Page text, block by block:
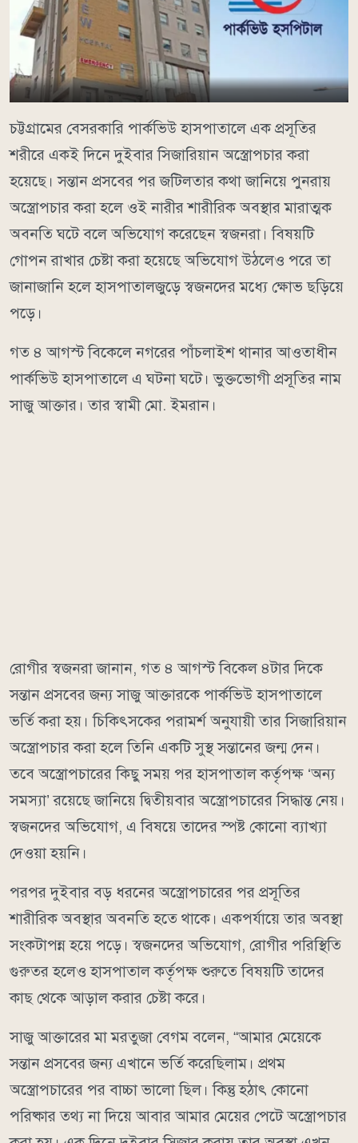
চট্টগ্রামের বেসরকারি পার্কভিউ হাসপাতালে এক প্রসূতির
শরীরে একই দিনে দুইবার সিজারিয়ান অস্ত্রোপচার করা
হয়েছে। সন্তান প্রসবের পর জটিলতার কথা জানিয়ে পুনরায়
অস্ত্রোপচার করা হলে ওই নারীর শারীরিক অবস্থার মারাত্মক
অবনতি ঘটে বলে অভিযোগ করেছেন স্বজনরা। বিষয়টি
গোপন রাখার চেষ্টা করা হয়েছে অভিযোগ উঠলেও পরে তা
জানাজানি হলে হাসপাতালজুড়ে স্বজনদের মধ্যে ক্ষোভ ছড়িয়ে
পড়ে।
গত ৪ আগস্ট বিকেলে নগরের পাঁচলাইশ থানার আওতাধীন
পার্কভিউ হাসপাতালে এ ঘটনা ঘটে। ভুক্তভোগী প্রসূতির নাম
সাজু আক্তার। তার স্বামী মো. ইমরান।
রোগীর স্বজনরা জানান, গত ৪ আগস্ট বিকেল ৪টার দিকে
সন্তান প্রসবের জন্য সাজু আক্তারকে পার্কভিউ হাসপাতালে
ভর্তি করা হয়। চিকিৎসকের পরামর্শ অনুযায়ী তার সিজারিয়ান
অস্ত্রোপচার করা হলে তিনি একটি সুস্থ সন্তানের জন্ম দেন।
তবে অস্ত্রোপচারের কিছু সময় পর হাসপাতাল কর্তৃপক্ষ ‘অন্য
সমস্যা’ রয়েছে জানিয়ে দ্বিতীয়বার অস্ত্রোপচারের সিদ্ধান্ত নেয়।
স্বজনদের অভিযোগ, এ বিষয়ে তাদের স্পষ্ট কোনো ব্যাখ্যা
দেওয়া হয়নি।
পরপর দুইবার বড় ধরনের অস্ত্রোপচারের পর প্রসূতির
শারীরিক অবস্থার অবনতি হতে থাকে। একপর্যায়ে তার অবস্থা
সংকটাপন্ন হয়ে পড়ে। স্বজনদের অভিযোগ, রোগীর পরিস্থিতি
গুরুতর হলেও হাসপাতাল কর্তৃপক্ষ শুরুতে বিষয়টি তাদের
কাছ থেকে আড়াল করার চেষ্টা করে।
সাজু আক্তারের মা মরতুজা বেগম বলেন, “আমার মেয়েকে
সন্তান প্রসবের জন্য এখানে ভর্তি করেছিলাম। প্রথম
অস্ত্রোপচারের পর বাচ্চা ভালো ছিল। কিন্তু হঠাৎ কোনো
পরিষ্কার তথ্য না দিয়ে আবার আমার মেয়ের পেটে অস্ত্রোপচার